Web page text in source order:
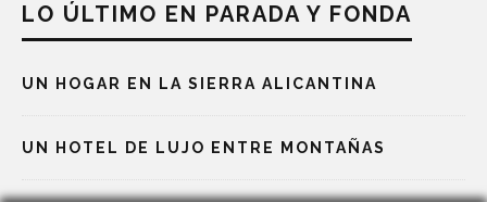
LO ÚLTIMO EN PARADA Y FONDA
UN HOGAR EN LA SIERRA ALICANTINA
UN HOTEL DE LUJO ENTRE MONTAÑAS